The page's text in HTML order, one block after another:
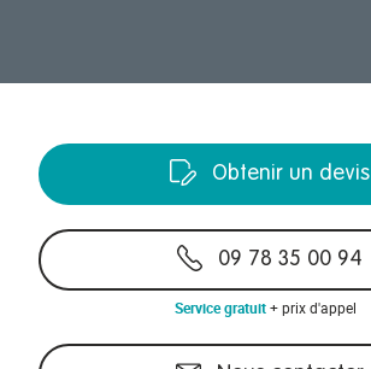
Obtenir un devis
09 78 35 00 94
Service gratuit+ prix d'appel